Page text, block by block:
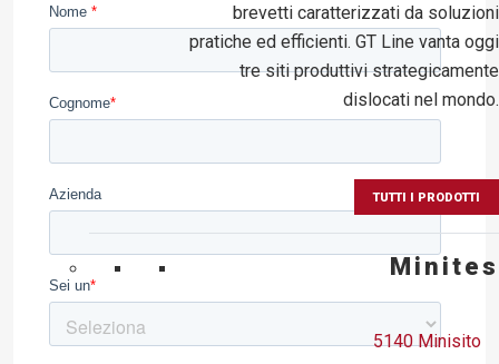
brevetti caratterizzati da soluzioni
pratiche ed efficienti. GT Line vanta oggi
tre siti produttivi strategicamente
dislocati nel mondo.
TUTTI I PRODOTTI
Minites
5140 Minisito